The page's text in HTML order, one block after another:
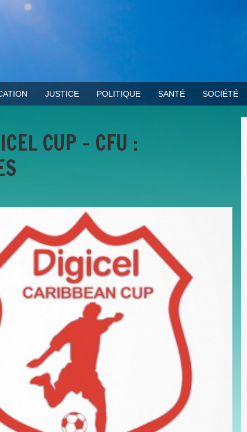
JUSTICE POLITIQUE SANTÉ SOCIÉTÉ
CUP - CFU :